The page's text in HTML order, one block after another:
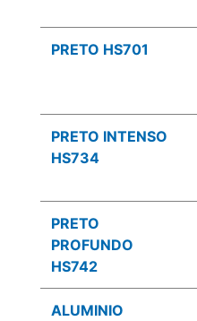
PRETO HS701
PRETO INTENSO
HS734
PRETO
PROFUNDO
HS742
ALUMINIO